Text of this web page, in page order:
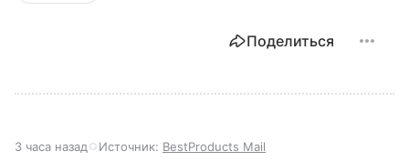
Поделиться
3 часа назад Источник: BestProducts Mail